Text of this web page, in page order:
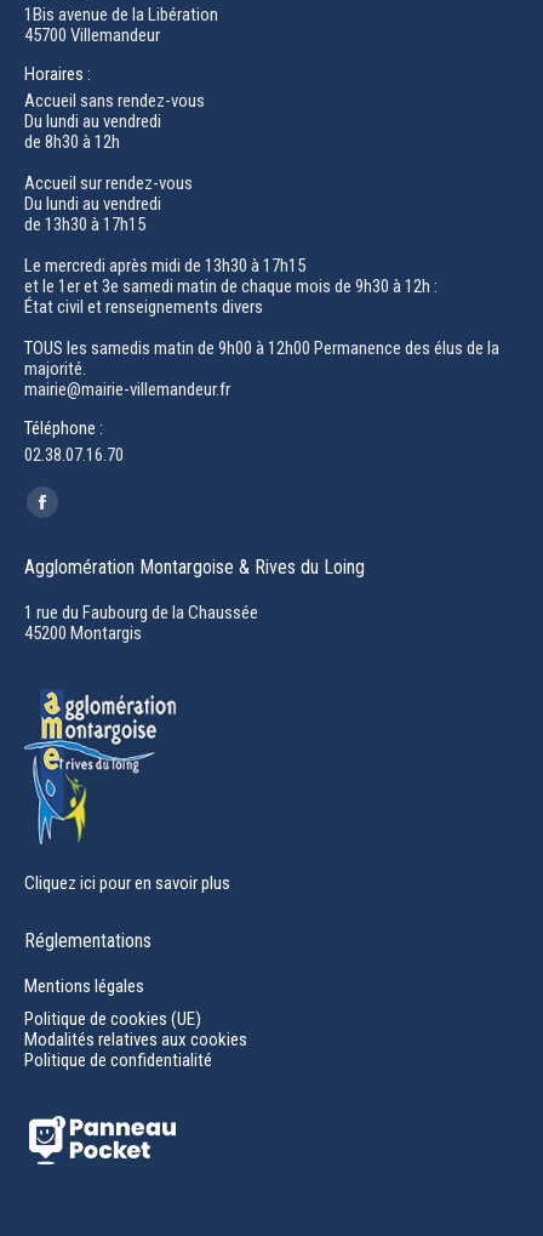
1Bis avenue de la Libération
45700 Villemandeur
Horaires :
Accueil sans rendez-vous
Du lundi au vendredi
de 8h30 à 12h
Accueil sur rendez-vous
Du lundi au vendredi
de 13h30 à 17h15
Le mercredi après midi de 13h30 à 17h15
et le 1er et 3e samedi matin de chaque mois de 9h30 à 12h :
État civil et renseignements divers
TOUS les samedis matin de 9h00 à 12h00 Permanence des élus de la
majorité.
mairie@mairie-villemandeur.fr
Téléphone :
02.38.07.16.70
Trouvez nous sur :
Facebook
opens
in
new
Agglomération Montargoise & Rives du Loing
1 rue du Faubourg de la Chaussée
45200 Montargis
Cliquez ici pour en savoir plus
Réglementations
Mentions légales
Politique de cookies (UE)
Modalités relatives aux cookies
Politique de confidentialité